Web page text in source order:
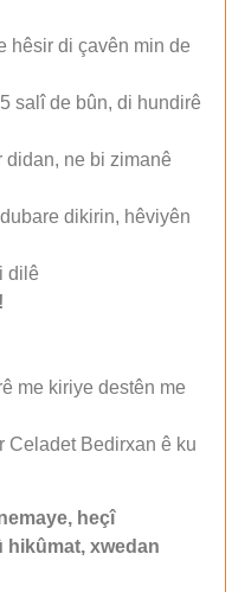
hêsir di çavên min de
salî de bûn, di hundirê
didan, ne bi zimanê
dikirin, hêviyên
dilê
me kiriye destên me
Celadet Bedirxan ê ku
heçî
hikûmat, xwedan